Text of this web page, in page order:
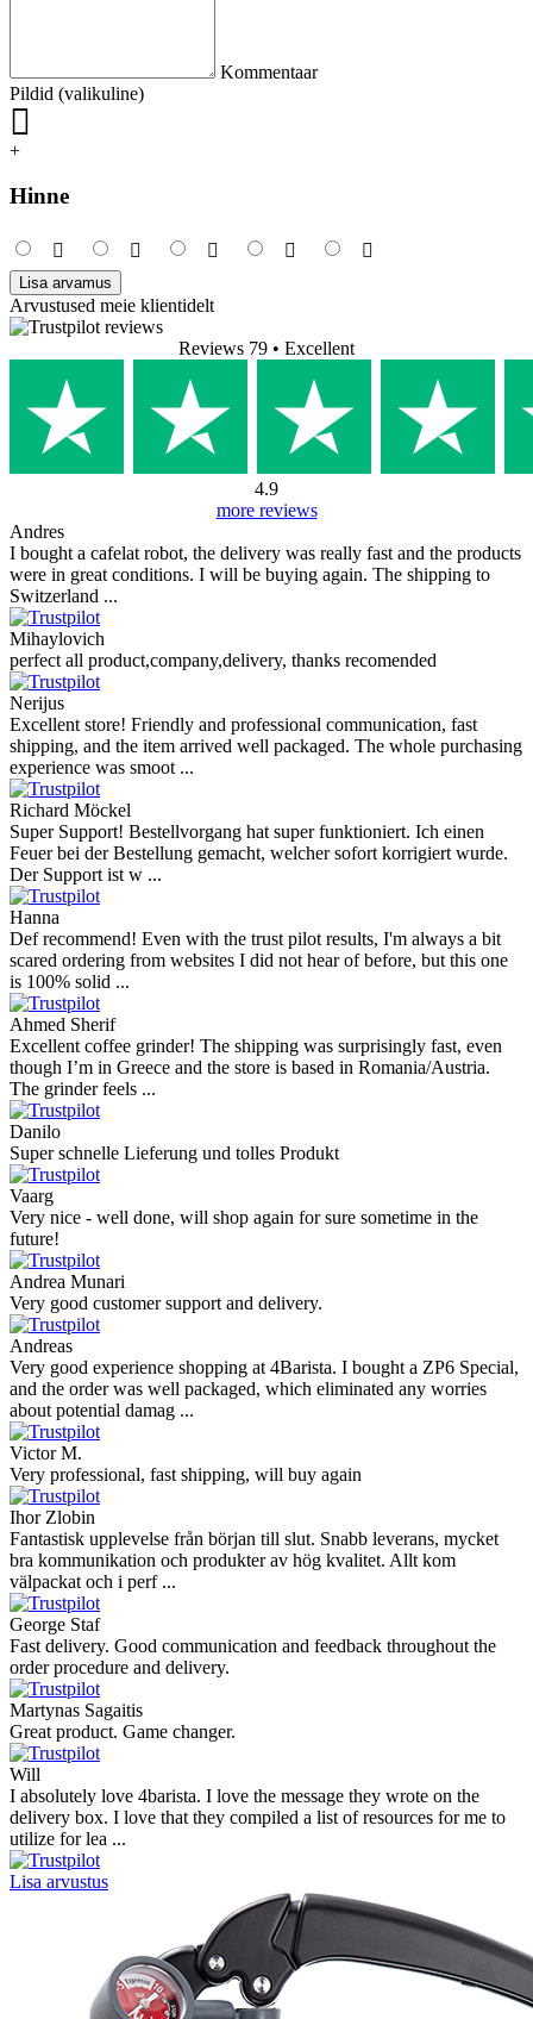
Kommentaar
Pildid (valikuline)
+
Hinne
Lisa arvamus
Arvustused meie klientidelt
Reviews 79 • Excellent
4.9
more reviews
Andres
I bought a cafelat robot, the delivery was really fast and the products
were in great conditions. I will be buying again. The shipping to
Switzerland ...
Mihaylovich
perfect all product,company,delivery, thanks recomended
Nerijus
Excellent store! Friendly and professional communication, fast
shipping, and the item arrived well packaged. The whole purchasing
experience was smoot ...
Richard Möckel
Super Support! Bestellvorgang hat super funktioniert. Ich einen
Feuer bei der Bestellung gemacht, welcher sofort korrigiert wurde.
Der Support ist w ...
Hanna
Def recommend! Even with the trust pilot results, I'm always a bit
scared ordering from websites I did not hear of before, but this one
is 100% solid ...
Ahmed Sherif
Excellent coffee grinder! The shipping was surprisingly fast, even
though I’m in Greece and the store is based in Romania/Austria.
The grinder feels ...
Danilo
Super schnelle Lieferung und tolles Produkt
Vaarg
Very nice - well done, will shop again for sure sometime in the
future!
Andrea Munari
Very good customer support and delivery.
Andreas
Very good experience shopping at 4Barista. I bought a ZP6 Special,
and the order was well packaged, which eliminated any worries
about potential damag ...
Victor M.
Very professional, fast shipping, will buy again
Ihor Zlobin
Fantastisk upplevelse från början till slut. Snabb leverans, mycket
bra kommunikation och produkter av hög kvalitet. Allt kom
välpackat och i perf ...
George Staf
Fast delivery. Good communication and feedback throughout the
order procedure and delivery.
Martynas Sagaitis
Great product. Game changer.
Will
I absolutely love 4barista. I love the message they wrote on the
delivery box. I love that they compiled a list of resources for me to
utilize for lea ...
Lisa arvustus